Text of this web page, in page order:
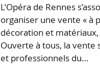
L’Opéra de Rennes
organiser une vente « à
décoration et
Ouverte à tous, la vente
et professionnels du…